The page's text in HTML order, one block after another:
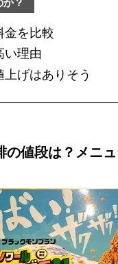
金を比較
い理由
上げはありそう
値段は？メニ